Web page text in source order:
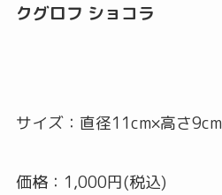
クグロフ ショコラ
サイズ：直径11cm×高さ9cm
価格：1,000円(税込)